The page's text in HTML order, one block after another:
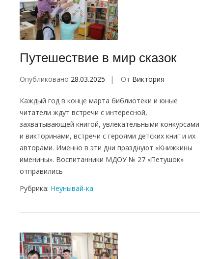
Путешествие в мир сказок
Опубликовано 28.03.2025 От Виктория
Каждый год в конце марта библиотеки и юные
читатели ждут встречи с интересной,
захватывающей книгой, увлекательными конкурсами
и викторинами, встречи с героями детских книг и их
авторами. Именно в эти дни празднуют «Книжкины
именины». Воспитанники МДОУ № 27 «Петушок»
отправились
Рубрика: Неунывай-ка